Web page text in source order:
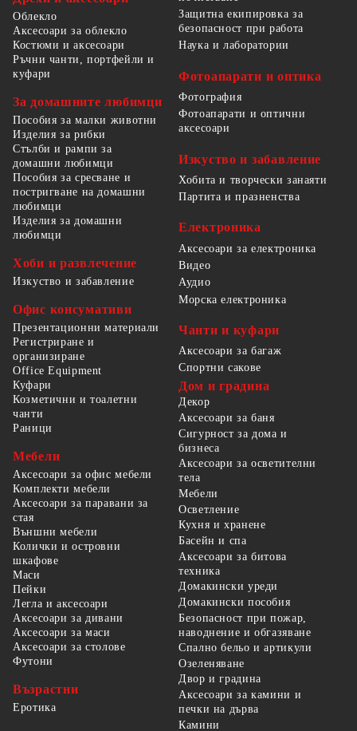
Облекло
Аксесоари за облекло
Костюми и аксесоари
Ръчни чанти, портфейли и
куфари
За домашните любимци
Пособия за малки животни
Изделия за рибки
Стълби и рампи за
домашни любимци
Пособия за сресване и
постригване на домашни
любимци
Изделия за домашни
любимци
Хоби и развлечение
Изкуство и забавление
Офис консумативи
Презентационни материали
Регистриране и
организиране
Office Equipment
Защитна екипировка за
безопасност при работа
Наука и лаборатории
Фотоапарати и оптика
Фотография
Фотоапарати и оптични
аксесоари
Изкуство и забавление
Хобита и творчески занаяти
Партита и празненства
Електроника
Аксесоари за електроника
Видео
Аудио
Морска електроника
Чанти и куфари
Аксесоари за багаж
Спортни сакове
Куфари
Козметични и тоалетни
чанти
Раници
Мебели
Аксесоари за офис мебели
Комплекти мебели
Аксесоари за паравани за
стая
Външни мебели
Колички и островни
шкафове
Маси
Пейки
Легла и аксесоари
Аксесоари за дивани
Аксесоари за маси
Аксесоари за столове
Футони
Възрастни
Еротика
Дом и градина
Декор
Аксесоари за баня
Сигурност за дома и
бизнеса
Аксесоари за осветителни
тела
Мебели
Осветление
Кухня и хранене
Басейн и спа
Аксесоари за битова
техника
Домакински уреди
Домакински пособия
Безопасност при пожар,
наводнение и обгазяване
Спално бельо и артикули
Озеленяване
Двор и градина
Аксесоари за камини и
печки на дърва
Камини